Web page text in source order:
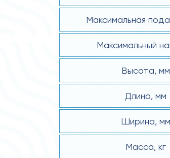
Максимальная
Максимальный
Высота, мм
Длина, мм
Ширина, мм
Масса, кг